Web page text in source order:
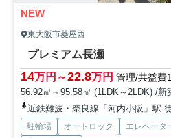
NEW
東大阪市菱屋西
プレミアム長瀬
14万円～22.8万円 管理/共益費
56.92㎡～95.58㎡ (1LDK～2LDK) /新
近鉄難波・奈良線「河内小阪」駅
駐輪場 オートロック エレベータ